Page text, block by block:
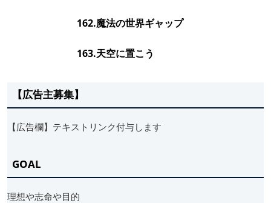
162.魔法の世界ギャップ
163.天空に置こう
【広告主募集】
【広告欄】テキストリンク付与します
GOAL
理想や志命や目的